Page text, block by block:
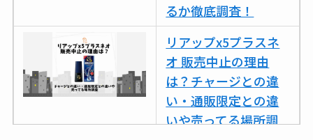
るか徹底調査！
リアップx5プラスネ
オ 販売中止の理由
は？チャージとの違
い・通販限定との違
いや売ってる場所調